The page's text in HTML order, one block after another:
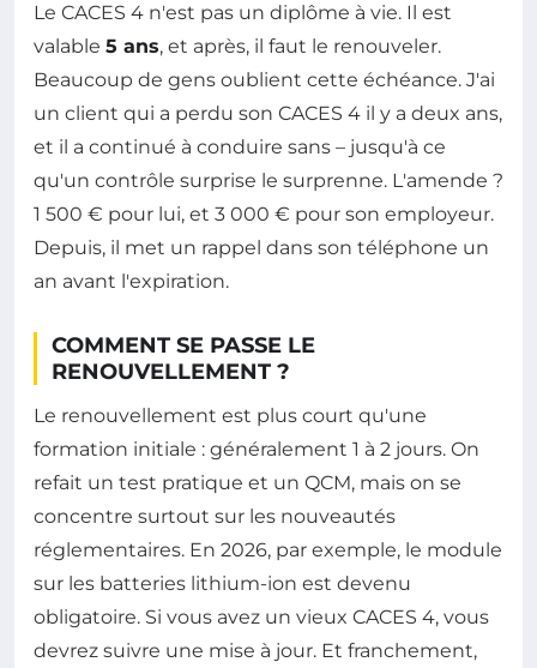
Le CACES 4 n'est pas un diplôme à vie. Il est
valable 5 ans, et après, il faut le renouveler.
Beaucoup de gens oublient cette échéance. J'ai
un client qui a perdu son CACES 4 il y a deux ans,
et il a continué à conduire sans – jusqu'à ce
qu'un contrôle surprise le surprenne. L'amende ?
1 500 € pour lui, et 3 000 € pour son employeur.
Depuis, il met un rappel dans son téléphone un
an avant l'expiration.
COMMENT SE PASSE LE
RENOUVELLEMENT ?
Le renouvellement est plus court qu'une
formation initiale : généralement 1 à 2 jours. On
refait un test pratique et un QCM, mais on se
concentre surtout sur les nouveautés
réglementaires. En 2026, par exemple, le module
sur les batteries lithium-ion est devenu
obligatoire. Si vous avez un vieux CACES 4, vous
devrez suivre une mise à jour. Et franchement,